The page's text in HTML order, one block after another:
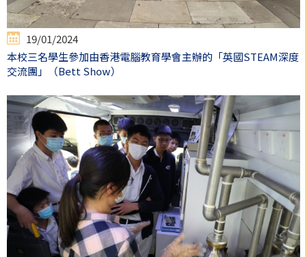
19/01/2024
本校三名學生參加由香港電腦教育學會主辦的「英國STEAM深度
交流團」（Bett Show）